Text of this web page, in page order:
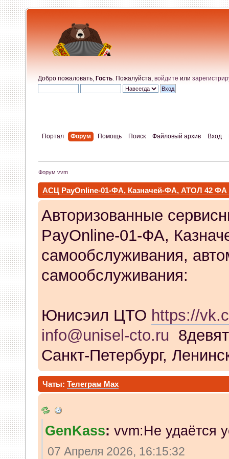
Добро пожаловать, Гость . Пожалуйста, войдите или
Портал Форум Помощь Поиск Файловый архив Вход
Форум vvm
АСЦ PayOnline-01-ФА, Казначей-ФА, АТОЛ 42 ФА
Авторизованные
PayOnline-01-ФА,
самообслуживания,
самообслуживания:
Юнисэил ЦТО https://
info@unisel-cto.ru
Санкт-Петербург,
Чаты:Телеграм Max
GenKass: vvm:Не удаётся
07 Апреля 2026, 16:15:32